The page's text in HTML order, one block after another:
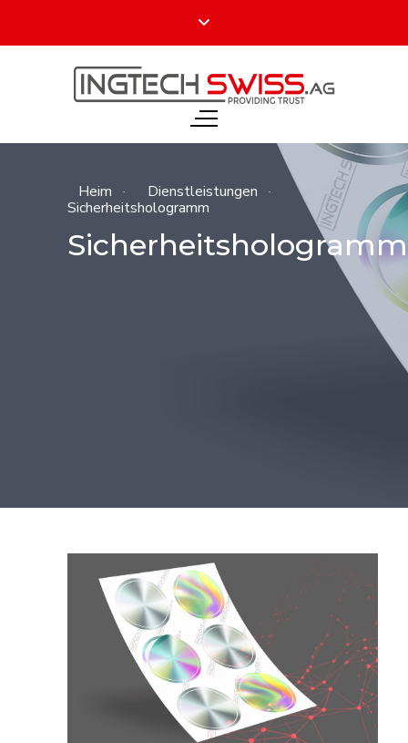
Heim · Dienstleistungen ·
Sicherheitshologramm
Sicherheitshologramm